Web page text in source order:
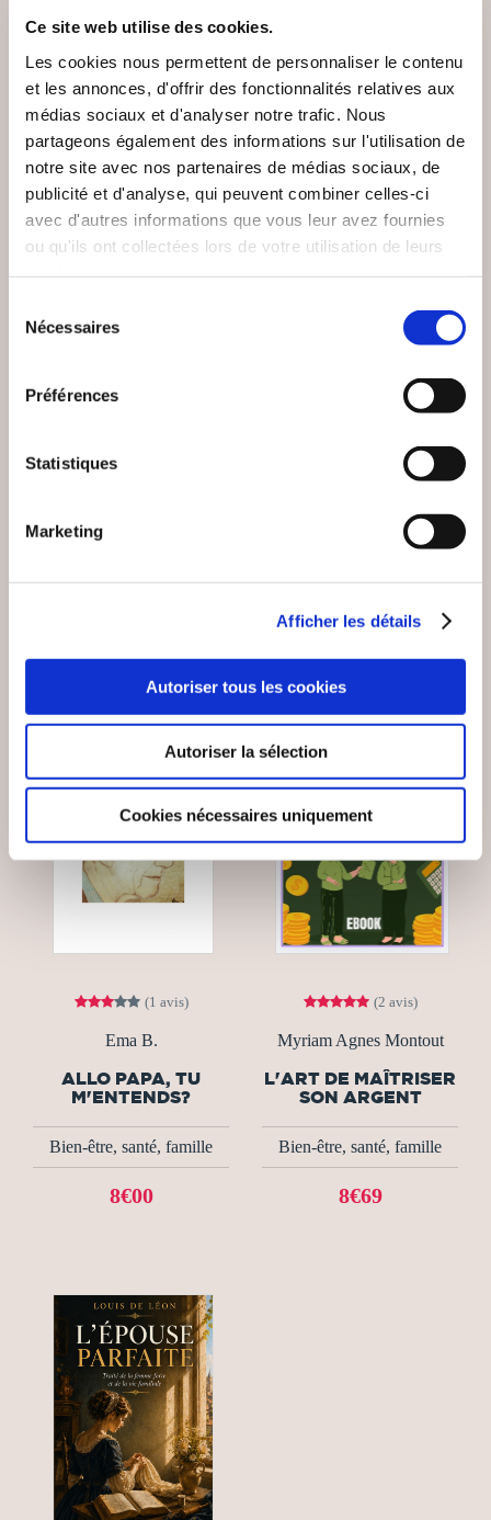
Ce site web utilise des cookies.
Les cookies nous permettent de personnaliser le contenu
et les annonces, d'offrir des fonctionnalités relatives aux
médias sociaux et d'analyser notre trafic. Nous
partageons également des informations sur l'utilisation de
notre site avec nos partenaires de médias sociaux, de
publicité et d'analyse, qui peuvent combiner celles-ci
avec d'autres informations que vous leur avez fournies
ou qu'ils ont collectées lors de votre utilisation de leurs
Nécessaires
Préférences
Statistiques
Marketing
Afficher les détails
Autoriser tous les cookies
Autoriser la sélection
Cookies nécessaires uniquement
Pierre Raconte moi
(0 avis)
20€00
(1 avis)
Ema B.
ALLO PAPA, TU
M'ENTENDS?
Bien-être, santé, famille
8€00
(2 avis)
Myriam Agnes Montout
L'ART DE MAÎTRISER
SON ARGENT
Bien-être, santé, famille
8€69